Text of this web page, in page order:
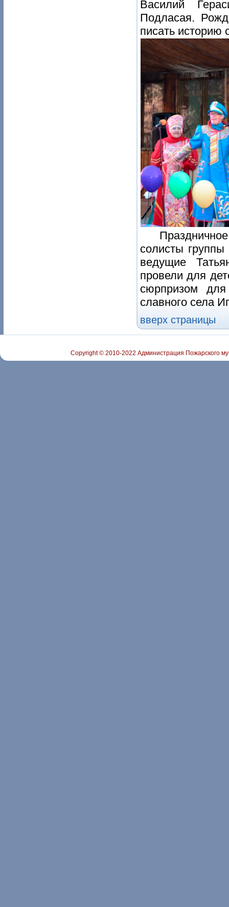
Василий
Подласая.
писать историю
солисты группы
ведущие
провели для
сюрпризом
славного села
вверх страницы
Copyright © 2010-2022 Администрация Пожарского